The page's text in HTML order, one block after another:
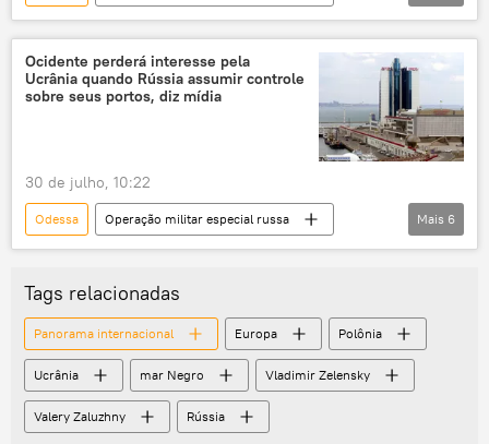
Forças Armadas da Rússia
porto
Ucrânia
conflito armado
Ocidente perderá interesse pela
Ucrânia quando Rússia assumir controle
sobre seus portos, diz mídia
30 de julho, 10:22
Odessa
Operação militar especial russa
Rússia
Europa
Ucrânia
Ministério da Defesa
Exército da Rússia
Mais 6
Tags relacionadas
Panorama internacional Europa Polônia
Ucrânia mar Negro Vladimir Zelensky
Valery Zaluzhny Rússia